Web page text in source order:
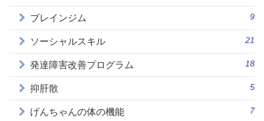
ブレインジム 9
ソーシャルスキル 21
発達障害改善プログラム 18
抑肝散 5
げんちゃんの体の機能 7